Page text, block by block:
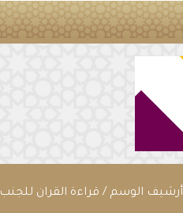
أرشيف الوسم / قراءة القران للجنب